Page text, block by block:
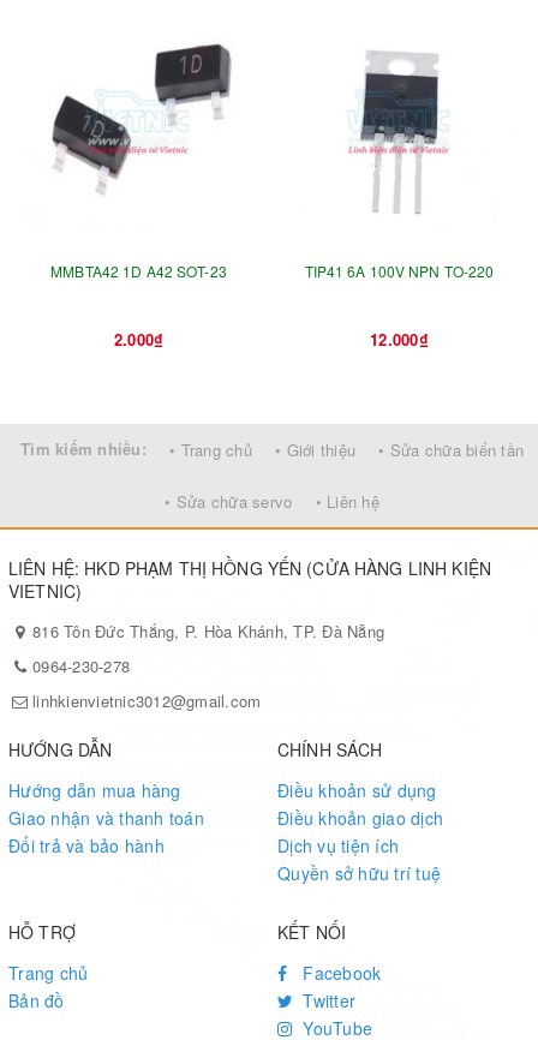
MMBTA42 1D A42 SOT-23
2.000₫
TIP41 6A 100V NPN TO-220
12.000₫
Tìm kiếm nhiều: • Trang chủ • Giới thiệu • Sửa chữa biến tần
• Sửa chữa servo • Liên hệ
LIÊN HỆ: HKD PHẠM THỊ HỒNG YẾN (CỬA HÀNG LINH KIỆN
VIETNIC)
816 Tôn Đức Thắng, P. Hòa Khánh, TP. Đà Nẵng
0964-230-278
linhkienvietnic3012@gmail.com
HƯỚNG DẪN
Hướng dẫn mua hàng
Giao nhận và thanh toán
Đổi trả và bảo hành
CHÍNH SÁCH
Điều khoản sử dụng
Điều khoản giao dịch
Dịch vụ tiện ích
Quyền sở hữu trí tuệ
HỖ TRỢ
Trang chủ
Bản đồ
KẾT NỐI
Facebook
Twitter
YouTube